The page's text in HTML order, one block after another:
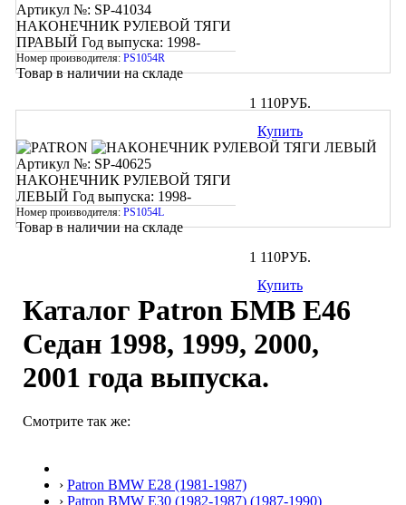
Артикул №: SP-41034
НАКОНЕЧНИК РУЛЕВОЙ ТЯГИ
ПРАВЫЙ Год выпуска: 1998-
Номер производителя: PS1054R
Товар в наличии на складе
1 110РУБ.
Купить
Артикул №: SP-40625
НАКОНЕЧНИК РУЛЕВОЙ ТЯГИ
ЛЕВЫЙ Год выпуска: 1998-
Номер производителя: PS1054L
Товар в наличии на складе
1 110РУБ.
Купить
Каталог Patron БМВ Е46
Седан 1998, 1999, 2000,
2001 года выпуска.
Смотрите так же:
› Patron BMW E28 (1981-1987)
› Patron BMW E30 (1982-1987) (1987-1990)